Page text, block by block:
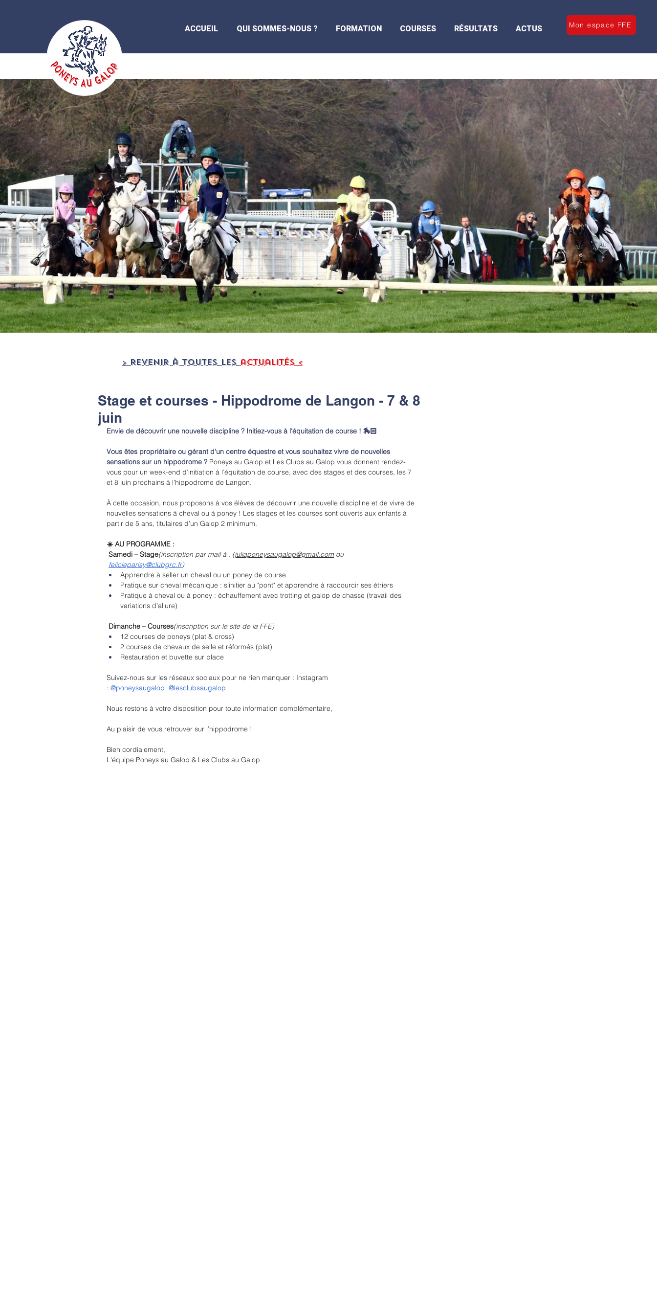
ACCUEIL QUI SOMMES-NOUS ? FORMATION COURSES RÉSULTATS ACTUS Mon espace FFE
> revenir à TOUTES LES actualités <
Stage et courses - Hippodrome de Langon - 7 & 8
juin
Envie de découvrir une nouvelle discipline ? Initiez-vous à l'équitation de course ! 🏇🏻
Vous êtes propriétaire ou gérant d'un centre équestre et vous souhaitez vivre de nouvelles
sensations sur un hippodrome ? Poneys au Galop et Les Clubs au Galop vous donnent rendez-
vous pour un week-end d’initiation à l’équitation de course, avec des stages et des courses, les 7
et 8 juin prochains à l’hippodrome de Langon.
À cette occasion, nous proposons à vos élèves de découvrir une nouvelle discipline et de vivre de
nouvelles sensations à cheval ou à poney ! Les stages et les courses sont ouverts aux enfants à
partir de 5 ans, titulaires d’un Galop 2 minimum.
☀️ AU PROGRAMME :
Samedi – Stage(inscription par mail à : (juliaponeysaugalop@gmail.com ou
felicieparisy@clubgrc.fr)
Apprendre à seller un cheval ou un poney de course
Pratique sur cheval mécanique : s’initier au "pont" et apprendre à raccourcir ses étriers
Pratique à cheval ou à poney : échauffement avec trotting et galop de chasse (travail des
variations d’allure)
Dimanche – Courses(inscription sur le site de la FFE)
12 courses de poneys (plat & cross)
2 courses de chevaux de selle et réformés (plat)
Restauration et buvette sur place
Suivez-nous sur les réseaux sociaux pour ne rien manquer : Instagram
: @poneysaugalop @lesclubsaugalop
Nous restons à votre disposition pour toute information complémentaire,
Au plaisir de vous retrouver sur l’hippodrome !
Bien cordialement,
L'équipe Poneys au Galop & Les Clubs au Galop